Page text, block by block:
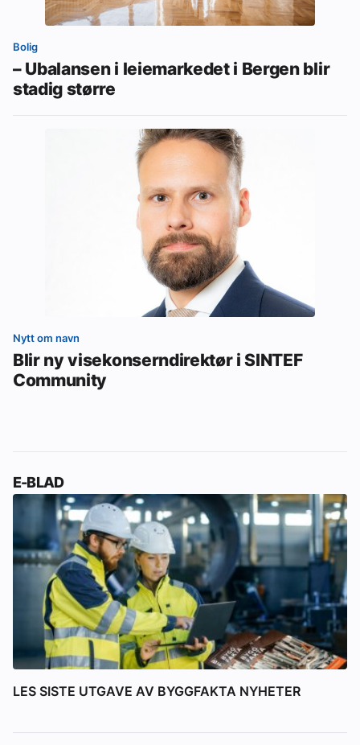
Bolig
– Ubalansen i leiemarkedet i Bergen blir
stadig større
Nytt om navn
Blir ny visekonserndirektør i SINTEF
Community
E-BLAD
LES SISTE UTGAVE AV BYGGFAKTA NYHETER